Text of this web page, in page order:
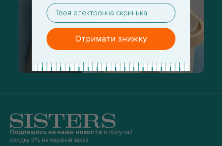
Подпишись на наши новости и получай
скидку 5% на первый заказ
email
Отримати знижку